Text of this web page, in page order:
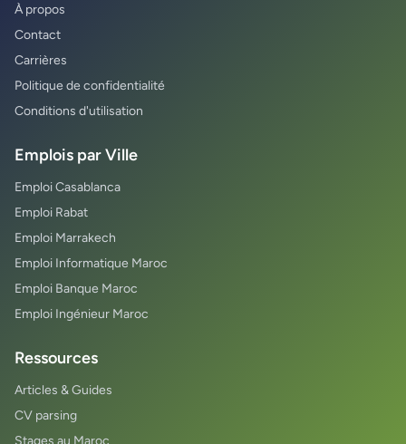
À propos
Contact
Carrières
Politique de confidentialité
Conditions d'utilisation
Emplois par Ville
Emploi Casablanca
Emploi Rabat
Emploi Marrakech
Emploi Informatique Maroc
Emploi Banque Maroc
Emploi Ingénieur Maroc
Ressources
Articles & Guides
CV parsing
Stages au Maroc